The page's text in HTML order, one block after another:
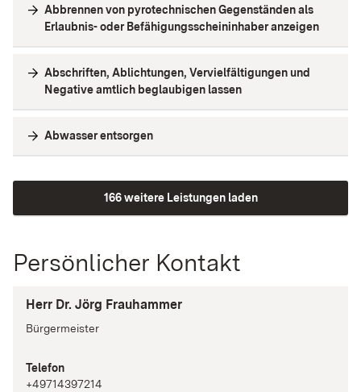
Abbrennen von pyrotechnischen Gegenständen als
Erlaubnis- oder Befähigungsscheininhaber anzeigen
Abschriften, Ablichtungen, Vervielfältigungen und
Negative amtlich beglaubigen lassen
Abwasser entsorgen
166 weitere Leistungen laden
Persönlicher Kontakt
Herr Dr. Jörg Frauhammer
Bürgermeister
Telefon
+49714397214